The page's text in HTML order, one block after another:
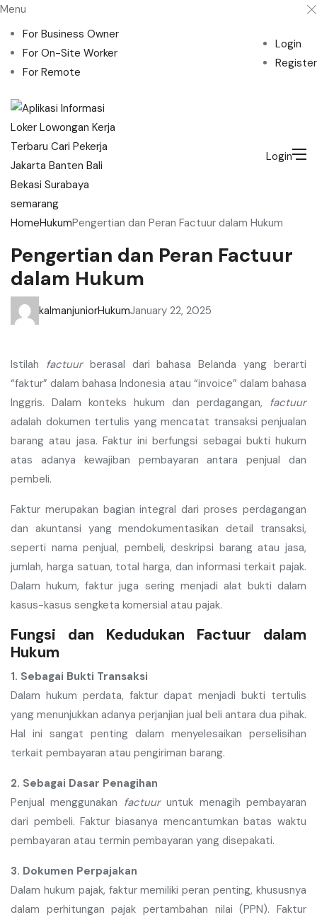
Menu
For Business Owner
For On-Site Worker
For Remote
Login
Register
Login
HomeHukumPengertian dan Peran Factuur dalam Hukum
Pengertian dan Peran Factuur
dalam Hukum
kalmanjuniorHukumJanuary 22, 2025
Istilah factuurberasal dari bahasa Belanda yang berarti
“faktur” dalam bahasa Indonesia atau “invoice” dalam bahasa
Inggris. Dalam konteks hukum dan perdagangan, factuur
adalah dokumen tertulis yang mencatat transaksi penjualan
barang atau jasa. Faktur ini berfungsi sebagai bukti hukum
atas adanya kewajiban pembayaran antara penjual dan
pembeli.
Faktur merupakan bagian integral dari proses perdagangan
dan akuntansi yang mendokumentasikan detail transaksi,
seperti nama penjual, pembeli, deskripsi barang atau jasa,
jumlah, harga satuan, total harga, dan informasi terkait pajak.
Dalam hukum, faktur juga sering menjadi alat bukti dalam
kasus-kasus sengketa komersial atau pajak.
Fungsi dan Kedudukan Factuur dalam
Hukum
1. Sebagai Bukti Transaksi
Dalam hukum perdata, faktur dapat menjadi bukti tertulis
yang menunjukkan adanya perjanjian jual beli antara dua pihak.
Hal ini sangat penting dalam menyelesaikan perselisihan
terkait pembayaran atau pengiriman barang.
2. Sebagai Dasar Penagihan
Penjual menggunakan factuuruntuk menagih pembayaran
dari pembeli. Faktur biasanya mencantumkan batas waktu
pembayaran atau termin pembayaran yang disepakati.
3. Dokumen Perpajakan
Dalam hukum pajak, faktur memiliki peran penting, khususnya
dalam perhitungan pajak pertambahan nilai (PPN). Faktur